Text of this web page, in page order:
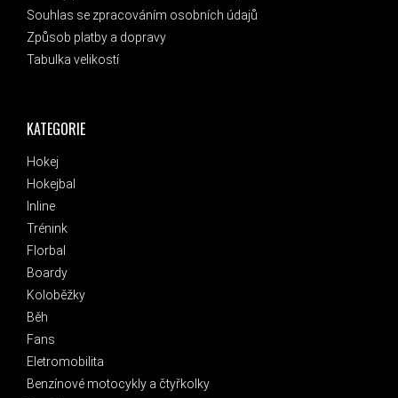
KATEGORIE
Hokej
Hokejbal
Inline
Trénink
Florbal
Boardy
Koloběžky
Běh
Fans
Eletromobilita
Benzínové motocykly a čtyřkolky
Souhlas se zpracováním osobních údajů
Způsob platby a dopravy
Tabulka velikostí